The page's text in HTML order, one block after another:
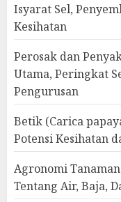
Isyarat Sel,
Kesihatan
Perosak dan
Utama, Peringkat
Pengurusan
Betik (Carica
Potensi Kesihatan
Agronomi
Tentang Air, Baja,